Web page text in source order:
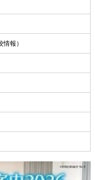
報）